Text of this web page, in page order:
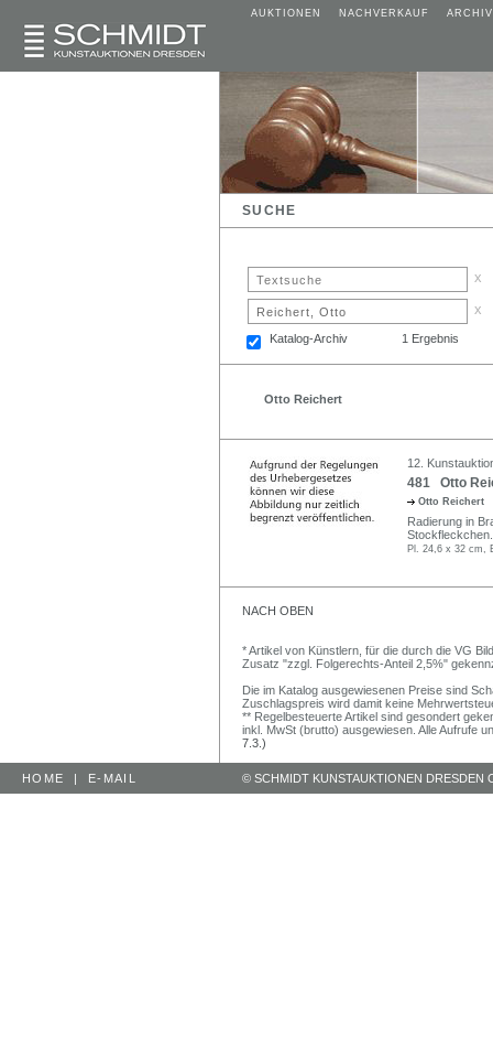
AUKTIONEN NACHVERKAUF ARCHIV
SUCHE
x
x
Katalog-Archiv 1 Ergebnis
Otto Reichert
12.
481 Otto
Otto Reichert
Radierung in
Stockfleckchen.
Pl. 24,6 x 32 cm,
NACH OBEN
* Artikel von Künstlern, für die durch die VG
Zusatz "zzgl. Folgerechts-Anteil 2,5%"
Die im Katalog ausgewiesenen Preise sind
Zuschlagspreis wird damit keine
** Regelbesteuerte Artikel sind gesondert
inkl. MwSt (brutto) ausgewiesen. Alle Aufrufe
7.3.)
HOME | E-MAIL © SCHMIDT KUNSTAUKTIONEN DRESDEN